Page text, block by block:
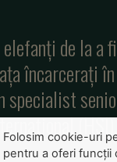
de la
încarcerați
specialist
Folosim cookie-uri
pentru a oferi funcții